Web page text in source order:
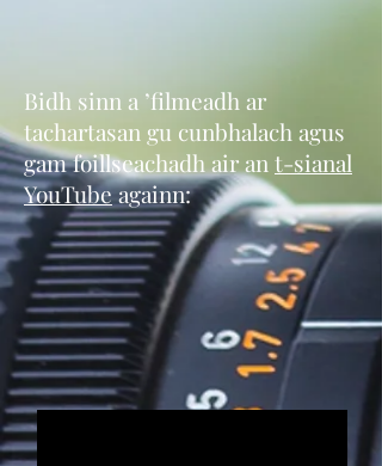
Bidh sinn a ’filmeadh ar
tachartasan gu cunbhalach agus
gam foillseachadh air an t-sianal
YouTubeagainn: